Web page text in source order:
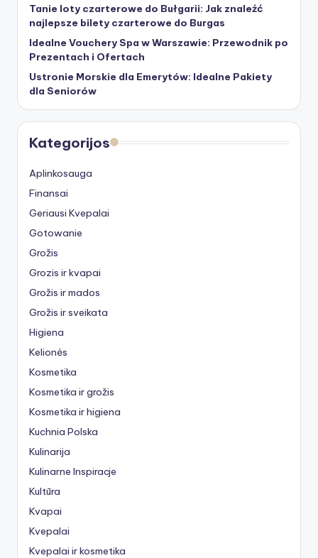
Tanie loty czarterowe do Bułgarii: Jak znaleźć
najlepsze bilety czarterowe do Burgas
Idealne Vouchery Spa w Warszawie: Przewodnik po
Prezentach i Ofertach
Ustronie Morskie dla Emerytów: Idealne Pakiety
dla Seniorów
Kategorijos
Aplinkosauga
Finansai
Geriausi Kvepalai
Gotowanie
Grožis
Grozis ir kvapai
Grožis ir mados
Grožis ir sveikata
Higiena
Kelionės
Kosmetika
Kosmetika ir grožis
Kosmetika ir higiena
Kuchnia Polska
Kulinarija
Kulinarne Inspiracje
Kultūra
Kvapai
Kvepalai
Kvepalai ir kosmetika